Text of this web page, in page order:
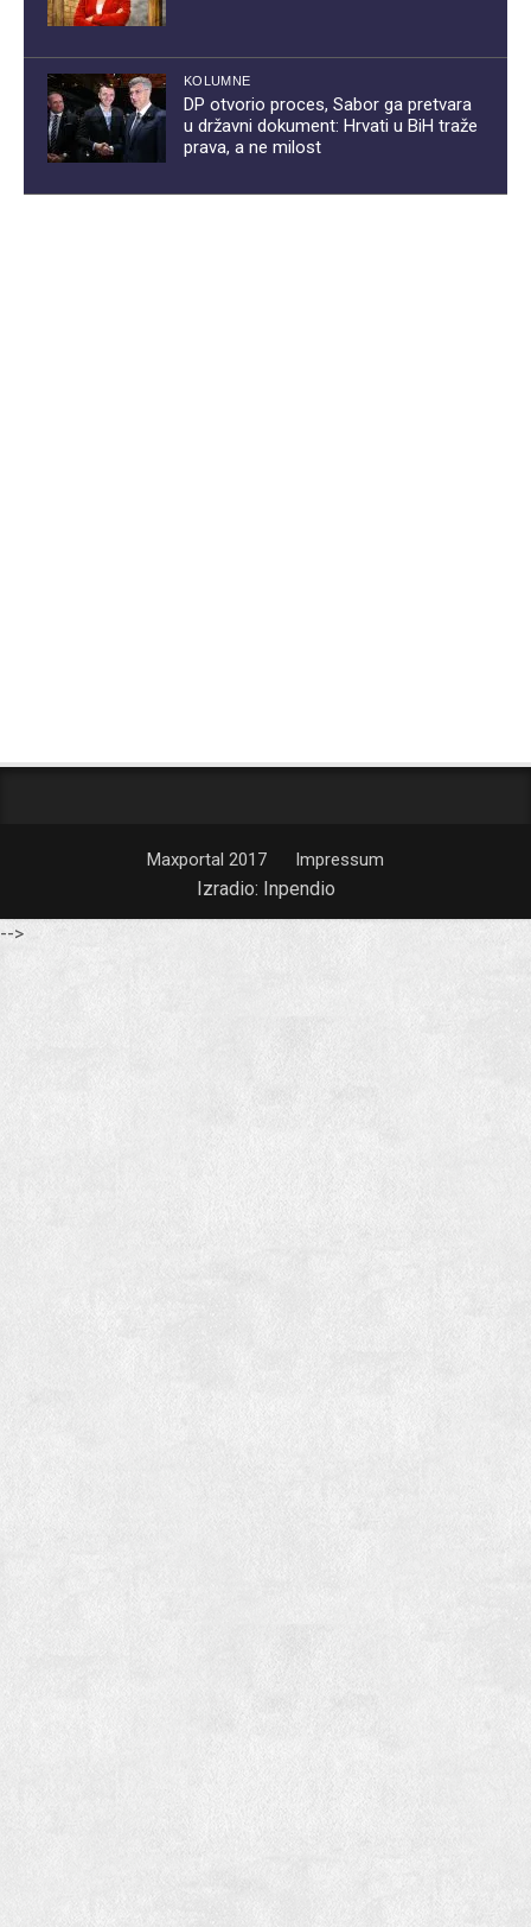
KOLUMNE
DP otvorio proces, Sabor ga pretvara
u državni dokument: Hrvati u BiH traže
prava, a ne milost
Maxportal 2017 Impressum
Izradio: Inpendio
-->